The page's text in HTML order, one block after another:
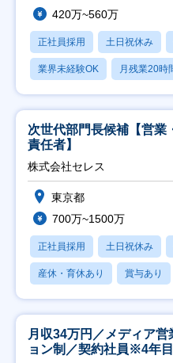
420万~560万
正社員採用 土日祝休み
業界未経験OK 月残業20時
次世代部門長候補【営業
責任者】
株式会社セレス
東京都
700万~1500万
正社員採用 土日祝休み
産休・育休あり 賞与あり
月収34万円／メディア
ョン制／契約社員※4年